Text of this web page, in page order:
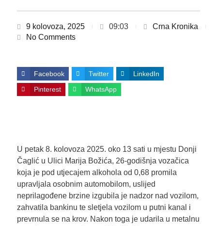
9 kolovoza, 2025 09:03
Crna Kronika
No Comments
Facebook Twitter LinkedIn
Pinterest WhatsApp
U petak 8. kolovoza 2025. oko 13 sati u mjestu Donji
Čaglić u Ulici Marija Božića, 26-godišnja vozačica
koja je pod utjecajem alkohola od 0,68 promila
upravljala osobnim automobilom, uslijed
neprilagođene brzine izgubila je nadzor nad vozilom,
zahvatila bankinu te sletjela vozilom u putni kanal i
prevrnula se na krov. Nakon toga je udarila u metalnu